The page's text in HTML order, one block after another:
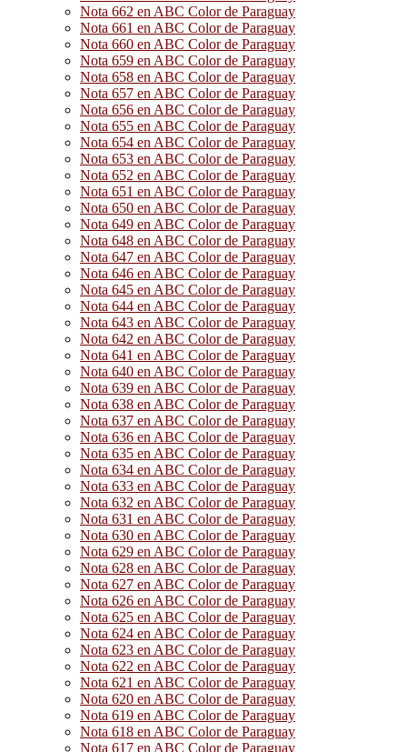
Nota 662 en ABC Color de Paraguay
Nota 661 en ABC Color de Paraguay
Nota 660 en ABC Color de Paraguay
Nota 659 en ABC Color de Paraguay
Nota 658 en ABC Color de Paraguay
Nota 657 en ABC Color de Paraguay
Nota 656 en ABC Color de Paraguay
Nota 655 en ABC Color de Paraguay
Nota 654 en ABC Color de Paraguay
Nota 653 en ABC Color de Paraguay
Nota 652 en ABC Color de Paraguay
Nota 651 en ABC Color de Paraguay
Nota 650 en ABC Color de Paraguay
Nota 649 en ABC Color de Paraguay
Nota 648 en ABC Color de Paraguay
Nota 647 en ABC Color de Paraguay
Nota 646 en ABC Color de Paraguay
Nota 645 en ABC Color de Paraguay
Nota 644 en ABC Color de Paraguay
Nota 643 en ABC Color de Paraguay
Nota 642 en ABC Color de Paraguay
Nota 641 en ABC Color de Paraguay
Nota 640 en ABC Color de Paraguay
Nota 639 en ABC Color de Paraguay
Nota 638 en ABC Color de Paraguay
Nota 637 en ABC Color de Paraguay
Nota 636 en ABC Color de Paraguay
Nota 635 en ABC Color de Paraguay
Nota 634 en ABC Color de Paraguay
Nota 633 en ABC Color de Paraguay
Nota 632 en ABC Color de Paraguay
Nota 631 en ABC Color de Paraguay
Nota 630 en ABC Color de Paraguay
Nota 629 en ABC Color de Paraguay
Nota 628 en ABC Color de Paraguay
Nota 627 en ABC Color de Paraguay
Nota 626 en ABC Color de Paraguay
Nota 625 en ABC Color de Paraguay
Nota 624 en ABC Color de Paraguay
Nota 623 en ABC Color de Paraguay
Nota 622 en ABC Color de Paraguay
Nota 621 en ABC Color de Paraguay
Nota 620 en ABC Color de Paraguay
Nota 619 en ABC Color de Paraguay
Nota 618 en ABC Color de Paraguay
Nota 617 en ABC Color de Paraguay